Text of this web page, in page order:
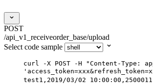
POST
/api_v1_receiveorder_base/upload
Select code sample
curl -X POST -H "Content-Type:
test1,2019/03/02 10:00:00,2500011,